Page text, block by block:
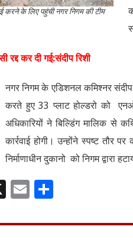
करने के लिए पहुंची नगर निगम की टीम
रद्द कर दी गई:संदीप रिशी
नगर निगम के एडिशनल कमिश्नर
करते हुए 33 प्लाट होल्डरो को
अधिकारियों ने बिल्डिंग मालिक से
कार्रवाई होगी। उन्होंने स्पष्ट
निर्माणाधीन दुकानो को निगम द्वारा
X
E
ai ar